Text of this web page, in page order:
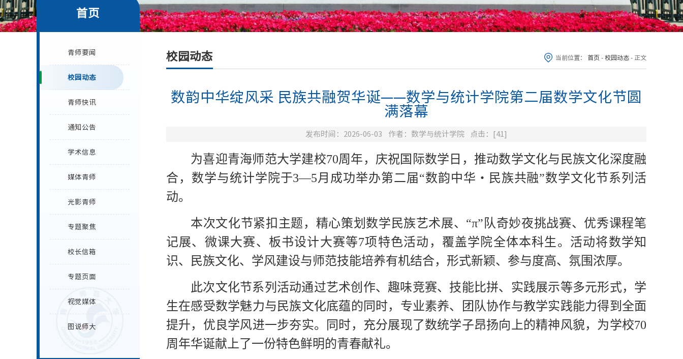
首页
青师要闻
校园动态
青师快讯
通知公告
学术信息
媒体青师
光影青师
专题聚焦
校长信箱
专题页面
视觉媒体
图说师大
校园动态 当前位置： 首页 - 校园动态 - 正文
数韵中华绽风采 民族共融贺华诞——数学与统计学院第二届数学文化节圆
满落幕
发布时间：2026-06-03 作者：数学与统计学院 点击：[41 ]
为喜迎青海师范大学建校70周年，庆祝国际数学日，推动数学文化与民族文化深度融
合，数学与统计学院于3—5月成功举办第二届“数韵中华・民族共融”数学文化节系列活
动。
本次文化节紧扣主题，精心策划数学民族艺术展、“π”队奇妙夜挑战赛、优秀课程笔
记展、微课大赛、板书设计大赛等7项特色活动，覆盖学院全体本科生。活动将数学知
识、民族文化、学风建设与师范技能培养有机结合，形式新颖、参与度高、氛围浓厚。
此次文化节系列活动通过艺术创作、趣味竞赛、技能比拼、实践展示等多元形式，学
生在感受数学魅力与民族文化底蕴的同时，专业素养、团队协作与教学实践能力得到全面
提升，优良学风进一步夯实。同时， 充分展现了数统学子昂扬向上的精神风貌，为学校70
周年华诞献上了一份特色鲜明的青春献礼。